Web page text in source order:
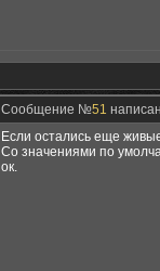
Сообщение №51
Если остались еще
Со значениями по
ок.